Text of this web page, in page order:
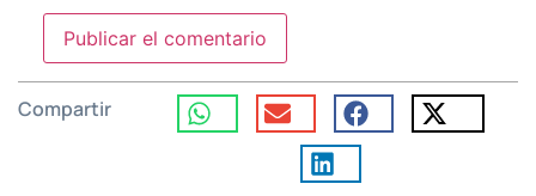
Compartir